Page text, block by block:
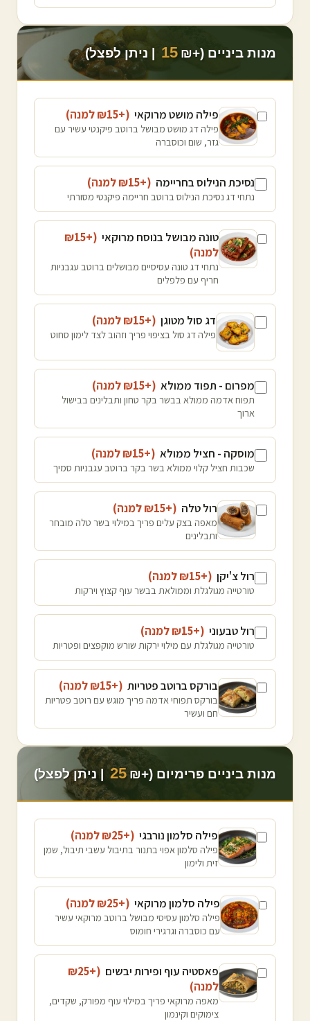
מנות ביניים (+₪ 15 | ניתן לפצל)
פילה מושט מרוקאי (+₪
15 למנה)
פילה דג מושט מבושל ברוטב פיקנטי עשיר עם
גזר, שום וכוסברה
נסיכת הנילוס בחריימה (+₪
15 למנה)
נתחי דג נסיכת הנילוס ברוטב חריימה פיקנטי מסורתי
טונה מבושל בנוסח מרוקאי (+₪
15
למנה)
נתחי דג טונה עסיסיים מבושלים ברוטב עגבניות
חריף עם פלפלים
דג סול מטוגן (+₪
15 למנה)
פילה דג סול בציפוי פריך וזהוב לצד לימון סחוט
מפרום - תפוד ממולא (+₪
15 למנה)
תפוח אדמה ממולא בבשר בקר טחון ותבלינים בבישול
ארוך
מוסקה - חציל ממולא (+₪
15 למנה)
שכבות חציל קלוי ממולא בשר בקר ברוטב עגבניות סמיך
רול טלה (+₪
15 למנה)
מאפה בצק עלים פריך במילוי בשר טלה מובחר
ותבלינים
רול צ'יקן (+₪
15 למנה)
טורטייה מגולגלת וממולאת בבשר עוף קצוץ וירקות
רול טבעוני (+₪
15 למנה)
טורטייה מגולגלת עם מילוי ירקות שורש מוקפצים ופטריות
בורקס ברוטב פטריות (+₪
15 למנה)
בורקס תפוחי אדמה פריך מוגש עם רוטב פטריות
חם ועשיר
מנות ביניים פרימיום (+₪ 25 | ניתן לפצל)
פילה סלמון נורבגי (+₪
25 למנה)
פילה סלמון אפוי בתנור בתיבול עשבי תיבול, שמן
זית ולימון
פילה סלמון מרוקאי (+₪
25 למנה)
פילה סלמון עסיסי מבושל ברוטב מרוקאי עשיר
עם כוסברה וגרגירי חומוס
פאסטיה עוף ופירות יבשים (+₪
25
למנה)
מאפה מרוקאי פריך במילוי עוף מפורק, שקדים,
צימוקים וקינמון